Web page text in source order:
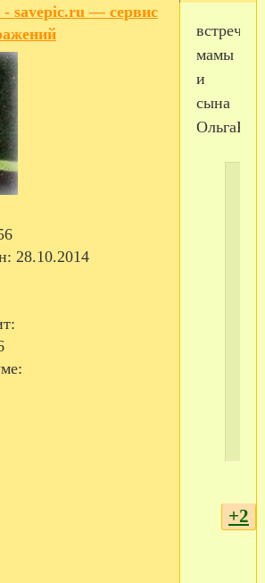
: 28.10.2014
встреча
мамы
и
сына
+2